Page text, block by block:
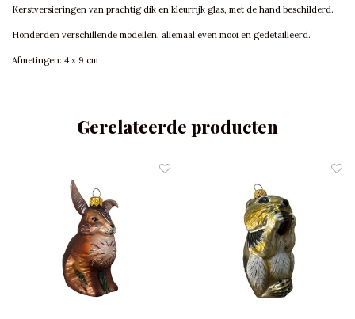
Kerstversieringen van prachtig dik en kleurrijk glas, met de hand beschilderd.
Honderden verschillende modellen, allemaal even mooi en gedetailleerd.
Afmetingen: 4 x 9 cm
Gerelateerde producten